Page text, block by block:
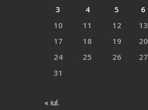
3
4 5 6
10
11 12 13
17
18 19 20
24
25 26 27
31
« iul.